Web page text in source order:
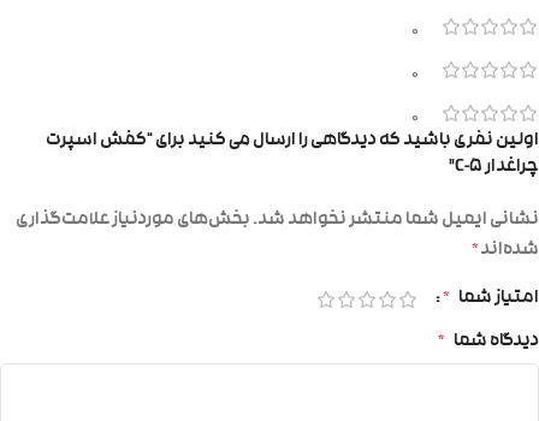
0
0
0
اولین نفری باشید که دیدگاهی را ارسال می کنید برای “کفش اسپرت
چراغدار C-5”
نشانی ایمیل شما منتشر نخواهد شد.بخش‌های موردنیاز علامت‌گذاری
شده‌اند*
امتیاز شما *
دیدگاه شما *